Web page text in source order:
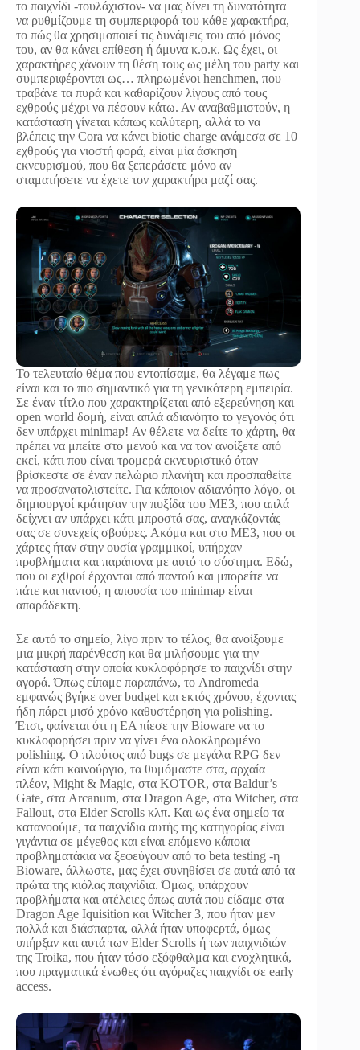
το παιχνίδι -τουλάχιστον- να μας δίνει τη δυνατότητα
να ρυθμίζουμε τη συμπεριφορά του κάθε χαρακτήρα,
το πώς θα χρησιμοποιεί τις δυνάμεις του από μόνος
του, αν θα κάνει επίθεση ή άμυνα κ.ο.κ. Ως έχει, οι
χαρακτήρες χάνουν τη θέση τους ως μέλη του party και
συμπεριφέρονται ως… πληρωμένοι henchmen, που
τραβάνε τα πυρά και καθαρίζουν λίγους από τους
εχθρούς μέχρι να πέσουν κάτω. Αν αναβαθμιστούν, η
κατάσταση γίνεται κάπως καλύτερη, αλλά το να
βλέπεις την Cora να κάνει biotic charge ανάμεσα σε 10
εχθρούς για νιοστή φορά, είναι μία άσκηση
εκνευρισμού, που θα ξεπεράσετε μόνο αν
σταματήσετε να έχετε τον χαρακτήρα μαζί σας.
Το τελευταίο θέμα που εντοπίσαμε, θα λέγαμε πως
είναι και το πιο σημαντικό για τη γενικότερη εμπειρία.
Σε έναν τίτλο που χαρακτηρίζεται από εξερεύνηση και
open world δομή, είναι απλά αδιανόητο το γεγονός ότι
δεν υπάρχει minimap! Αν θέλετε να δείτε το χάρτη, θα
πρέπει να μπείτε στο μενού και να τον ανοίξετε από
εκεί, κάτι που είναι τρομερά εκνευριστικό όταν
βρίσκεστε σε έναν πελώριο πλανήτη και προσπαθείτε
να προσανατολιστείτε. Για κάποιον αδιανόητο λόγο, οι
δημιουργοί κράτησαν την πυξίδα του ME3, που απλά
δείχνει αν υπάρχει κάτι μπροστά σας, αναγκάζοντάς
σας σε συνεχείς σβούρες. Ακόμα και στο ME3, που οι
χάρτες ήταν στην ουσία γραμμικοί, υπήρχαν
προβλήματα και παράπονα με αυτό το σύστημα. Εδώ,
που οι εχθροί έρχονται από παντού και μπορείτε να
πάτε και παντού, η απουσία του minimap είναι
απαράδεκτη.
Σε αυτό το σημείο, λίγο πριν το τέλος, θα ανοίξουμε
μια μικρή παρένθεση και θα μιλήσουμε για την
κατάσταση στην οποία κυκλοφόρησε το παιχνίδι στην
αγορά. Όπως είπαμε παραπάνω, το Andromeda
εμφανώς βγήκε over budget και εκτός χρόνου, έχοντας
ήδη πάρει μισό χρόνο καθυστέρηση για polishing.
Έτσι, φαίνεται ότι η ΕΑ πίεσε την Bioware να το
κυκλοφορήσει πριν να γίνει ένα ολοκληρωμένο
polishing. Ο πλούτος από bugs σε μεγάλα RPG δεν
είναι κάτι καινούργιο, τα θυμόμαστε στα, αρχαία
πλέον, Might & Magic, στα KOTOR, στα Baldur’s
Gate, στα Arcanum, στα Dragon Age, στα Witcher, στα
Fallout, στα Elder Scrolls κλπ. Και ως ένα σημείο τα
κατανοούμε, τα παιχνίδια αυτής της κατηγορίας είναι
γιγάντια σε μέγεθος και είναι επόμενο κάποια
προβληματάκια να ξεφεύγουν από το beta testing -η
Bioware, άλλωστε, μας έχει συνηθίσει σε αυτά από τα
πρώτα της κιόλας παιχνίδια. Όμως, υπάρχουν
προβλήματα και ατέλειες όπως αυτά που είδαμε στα
Dragon Age Iquisition και Witcher 3, που ήταν μεν
πολλά και διάσπαρτα, αλλά ήταν υποφερτά, όμως
υπήρξαν και αυτά των Elder Scrolls ή των παιχνιδιών
της Troika, που ήταν τόσο εξόφθαλμα και ενοχλητικά,
που πραγματικά ένωθες ότι αγόραζες παιχνίδι σε early
access.